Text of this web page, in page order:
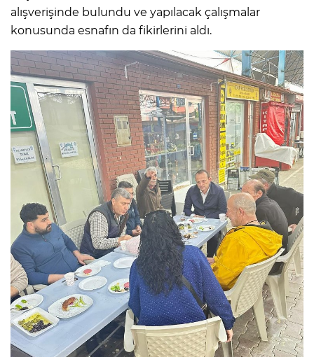
alışverişinde bulundu ve yapılacak çalışmalar
konusunda esnafın da fikirlerini aldı.